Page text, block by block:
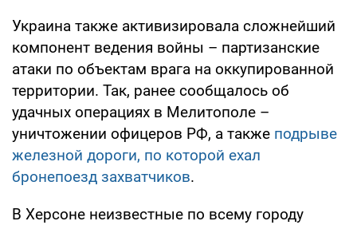
Украина также активизировала сложнейший
компонент ведения войны – партизанские
атаки по объектам врага на оккупированной
территории. Так, ранее сообщалось об
удачных операциях в Мелитополе –
уничтожении офицеров РФ, а также подрыве
железной дороги, по которой ехал
бронепоезд захватчиков.
В Херсоне неизвестные по всему городу